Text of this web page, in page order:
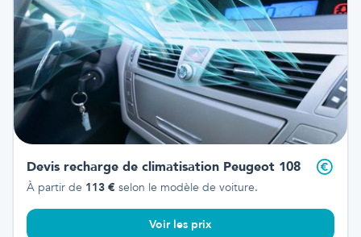
Devis recharge de climatisation Peugeot 108
À partir de 113 € selon le modèle de voiture.
Voir les prix